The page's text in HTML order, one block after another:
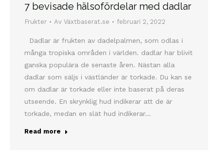
7 bevisade hälsofördelar med dadlar
Frukter Av Växtbaserat.se februari 2, 2022
Dadlar är frukten av dadelpalmen, som odlas i
många tropiska områden i världen. dadlar har blivit
ganska populära de senaste åren. Nästan alla
dadlar som säljs i västländer är torkade. Du kan se
om dadlar är torkade eller inte baserat på deras
utseende. En skrynklig hud indikerar att de är
torkade, medan en slät hud indikerar…
Read more